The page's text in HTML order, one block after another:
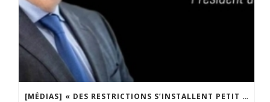
[MÉDIAS] « DES RESTRICTIONS S’INSTALLENT PETIT À PETIT DANS NOTRE PAYS » ENTRETIEN AVEC BOULEVARD VOLTAIRE